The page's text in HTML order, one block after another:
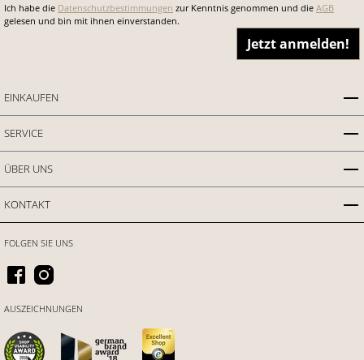
Ich habe die Datenschutzbestimmungen zur Kenntnis genommen und die AGB
gelesen und bin mit ihnen einverstanden.
Jetzt anmelden!
EINKAUFEN
SERVICE
ÜBER UNS
KONTAKT
FOLGEN SIE UNS
AUSZEICHNUNGEN